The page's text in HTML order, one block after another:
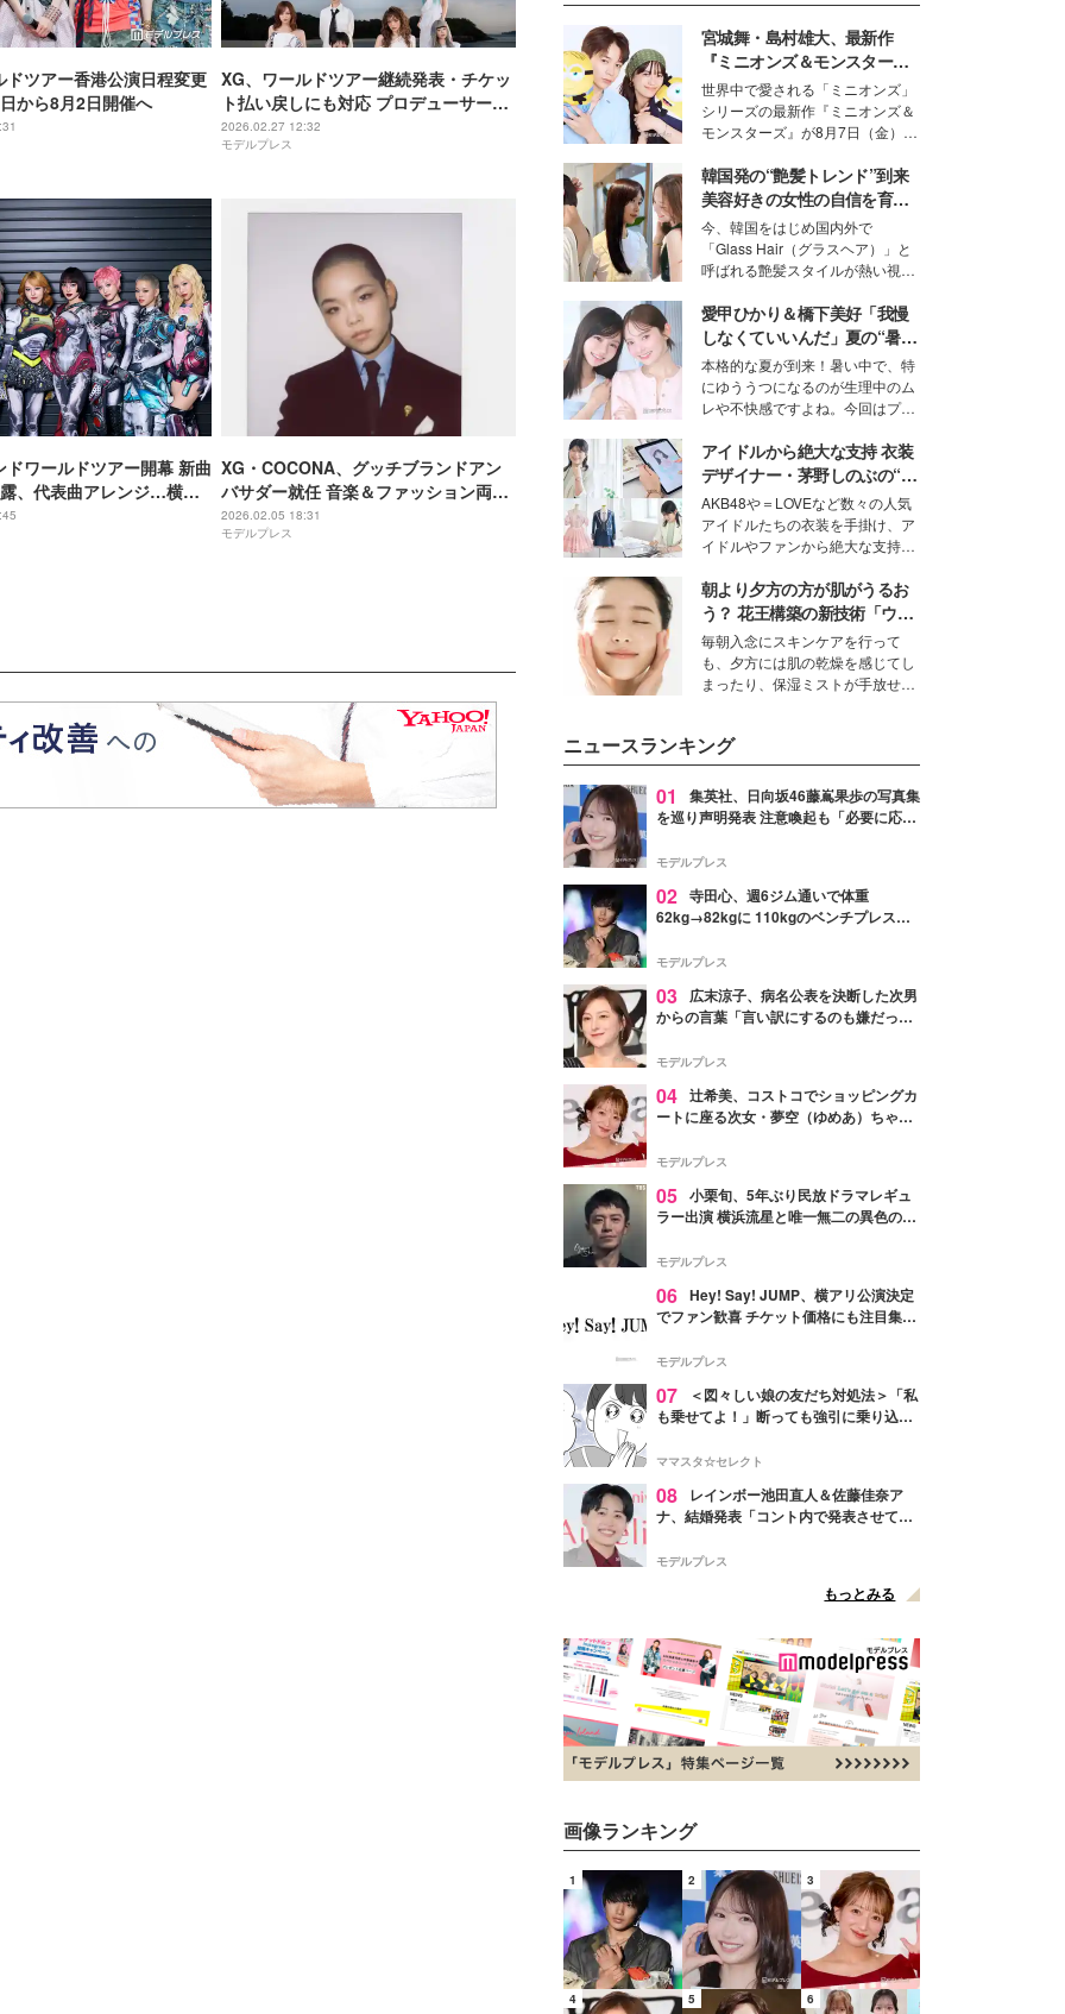
ドツアー香港公演日程変更
から8月2日開催へ
XG、ワールドツアー継続発表・チケッ
ト払い戻しにも対応 プロデューサー
SIMONらの逮捕受け【全文】
2026.02.27 12:32
モデルプレス
ドワールドツアー開幕 新曲
、代表曲アレンジ…横浜
XG・COCONA、グッチブランドアン
バサダー就任 音楽＆ファッション両分
野で存在感放つ【コメント】
2026.02.05 18:31
モデルプレス
宮城舞・島村雄大、最新作
『ミニオンズ＆モンスター
ズ』の魅力熱弁 ハチャメチャ
だけじゃない“友情と絆”に感
動
世界中で愛される「ミニオンズ」
シリーズの最新作『ミニオンズ＆
モンスターズ』が8月7日（金）に
ニオン好き”という共通点を持つモ
デルの宮城舞と島村雄大の特別対
談をお届け！それぞれの視点か
ら、今作ならではの魅力や予想外
の感動をもたらす奥深いストーリ
ーについて熱く語り合ってもらっ
た。
韓国発の“艶髪トレンド”到来
美容好きの女性の自信を育む
「ヘアケア事情」って？
今、韓国をはじめ国内外で
「Glass Hair（グラスヘア）」と
呼ばれる艶髪スタイルが熱い視線
ションの完成度を高めるベースと
して、“髪そのものの美しさ”に改
めて注目する人が増えている様
子。今回は、そんな憧れの艶やか
な髪を日常で叶える、美容好きの
女性たちのヘアケア事情を紹介し
ます。
愛甲ひかり＆橋下美好「我慢
しなくていいんだ」夏の“暑さ
対策”の新しい選択肢とは？
本格的な夏が到来！暑い中で、特
にゆううつになるのが生理中のム
レや不快感ですよね。今回はプラ
モデル・愛甲ひかりさんと橋下美
好さんを迎えて本音で女子会トー
ク。猛暑のお出かけを快適に過ご
すヒントや、2人が感動した夏の
生理の新常識にも迫りました。
アイドルから絶大な支持 衣装
デザイナー・茅野しのぶの“可
愛い”を作る美学＜「シチズン
クロスシー」インタビュー＞
AKB48や＝LOVEなど数々の人気
アイドルたちの衣装を手掛け、ア
イドルやファンから絶大な支持を
取締役兼クリエイティブディレク
ター・茅野しのぶ。一人ひとりの
個性に寄り添い、魅力を引き出す
衣装作りは、多くの女性たちに勇
気と自信を与え続けている。
朝より夕方の方が肌がうるお
う？ 花王構築の新技術「ウォ
ーターキャプチャリングスキ
ン（捕水肌）」がスキンケア
の常識を変える予感
毎朝入念にスキンケアを行って
も、夕方には肌の乾燥を感じてし
まったり、保湿ミストが手放せな
性を秘めた、革新的な「Water
Capturing Skin（ウォーターキャ
プチャリングスキン：捕水肌）」
技術を、花王が構築した。
ニュースランキング
01
集英社、日向坂46藤嶌果歩の写真集
を巡り声明発表 注意喚起も「必要に応じ
モデルプレス
02 寺田心、週6ジム通いで体重
62kg→82kgに 110kgのベンチプレス持
「かっこいい」と反響
モデルプレス
03
広末涼子、病名公表を決断した次男
からの言葉「言い訳にするのも嫌だっ
モデルプレス
04 辻希美、コストコでショッピングカ
ートに座る次女・夢空（ゆめあ）ちゃん
ぎ」「成長を感じる」の声
モデルプレス
05 小栗旬、5年ぶり民放ドラマレギュ
ラー出演 横浜流星と唯一無二の異色のバ
モデルプレス
06 Hey! Say! JUMP、横アリ公演決定
でファン歓喜 チケット価格にも注目集ま
モデルプレス
07
＜図々しい娘の友だち対処法＞「私
も乗せてよ！」断っても強引に乗り込ん
ママスタ☆セレクト
08
レインボー池田直人＆佐藤佳奈ア
ナ、結婚発表「コント内で発表させてい
点変更のため
モデルプレス
もっとみる
画像ランキング
1 2 3
4 5 6